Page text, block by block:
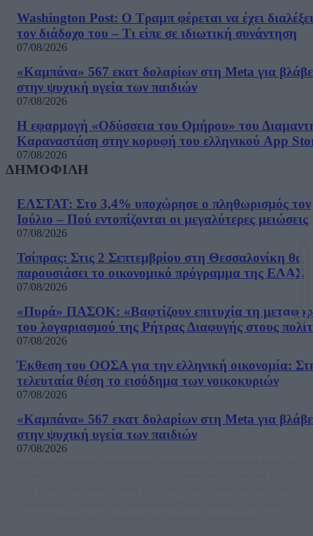
Washington Post: Ο Τραμπ φέρεται να έχει διαλέξει
τον διάδοχο του – Τι είπε σε ιδιωτική συνάντηση
07/08/2026
«Καμπάνα» 567 εκατ δολαρίων στη Meta για
στην ψυχική υγεία των παιδιών
07/08/2026
Η εφαρμογή «Οδύσσεια του Ομήρου» του
Καραναστάση στην κορυφή του ελληνικού App
07/08/2026
ΔΗΜΟΦΙΛΗ
ΕΛΣΤΑΤ: Στο 3,4% υποχώρησε ο πληθωρισμός τον
Ιούλιο – Πού εντοπίζονται οι μεγαλύτερες μειώσεις
07/08/2026
Τσίπρας: Στις 2 Σεπτεμβρίου στη Θεσσαλονίκη θα
παρουσιάσει το οικονομικό πρόγραμμα της ΕΛΑΣ
07/08/2026
«Πυρά» ΠΑΣΟΚ: «Βαφτίζουν επιτυχία τη
του λογαριασμού της Ρήτρας Διαφυγής στους
07/08/2026
Έκθεση του ΟΟΣΑ για την ελληνική οικονομία:
τελευταία θέση το εισόδημα των νοικοκυριών
07/08/2026
«Καμπάνα» 567 εκατ δολαρίων στη Meta για
στην ψυχική υγεία των παιδιών
07/08/2026